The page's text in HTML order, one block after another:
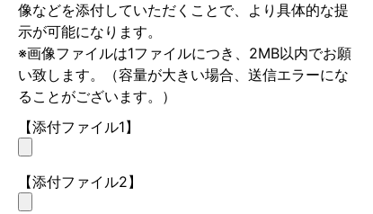
像などを添付していただくことで、より具体的な提
示が可能になります。
※画像ファイルは1ファイルにつき、2MB以内でお願
い致します。（容量が大きい場合、送信エラーにな
ることがございます。）
【添付ファイル1】
【添付ファイル2】